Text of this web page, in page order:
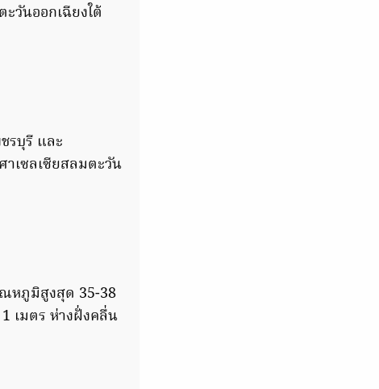
วันออกเฉียงใต้
รบุรี และ
เซลเซียสลมตะวัน
หภูมิสูงสุด 35-38
เมตร ห่างฝั่งคลื่น